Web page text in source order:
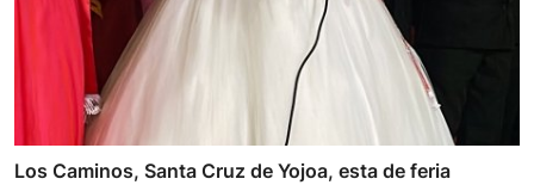
Los Caminos, Santa Cruz de Yojoa, esta de feria